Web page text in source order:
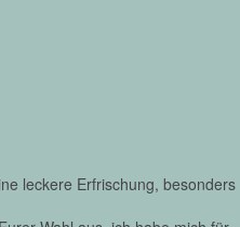
leckere Erfrischung, besonders